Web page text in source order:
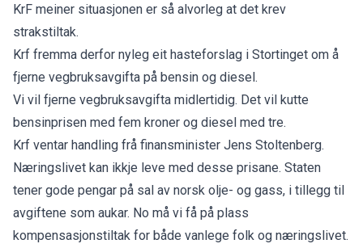
KrF meiner situasjonen er så alvorleg at det krev
strakstiltak.
Krf fremma derfor nyleg eit hasteforslag i Stortinget om å
fjerne vegbruksavgifta på bensin og diesel.
Vi vil fjerne vegbruksavgifta midlertidig. Det vil kutte
bensinprisen med fem kroner og diesel med tre.
Krf ventar handling frå finansminister Jens Stoltenberg.
Næringslivet kan ikkje leve med desse prisane. Staten
tener gode pengar på sal av norsk olje- og gass, i tillegg til
avgiftene som aukar. No må vi få på plass
kompensasjonstiltak for både vanlege folk og næringslivet.